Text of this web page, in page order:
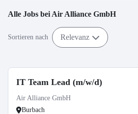
Alle Jobs bei Air Alliance GmbH
Sortieren nach Relevanz
IT Team Lead (m/w/d)
Air Alliance GmbH
Burbach